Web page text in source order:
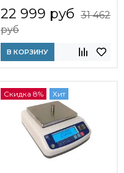
22 999 руб 31 462
руб
В КОРЗИНУ
Скидка 8% Хит